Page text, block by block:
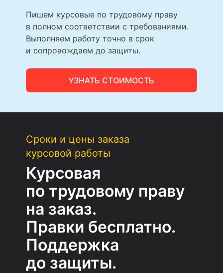
Пишем курсовые по трудовому праву
в полном соответствии с требованиями.
Выполняем работу точно в срок
и сопровождаем до защиты.
УЗНАТЬ СТОИМОСТЬ
Сроки и цены заказа
курсовой работы
Курсовая
по трудовому праву
на заказ.
Правки бесплатно.
Поддержка
до защиты.